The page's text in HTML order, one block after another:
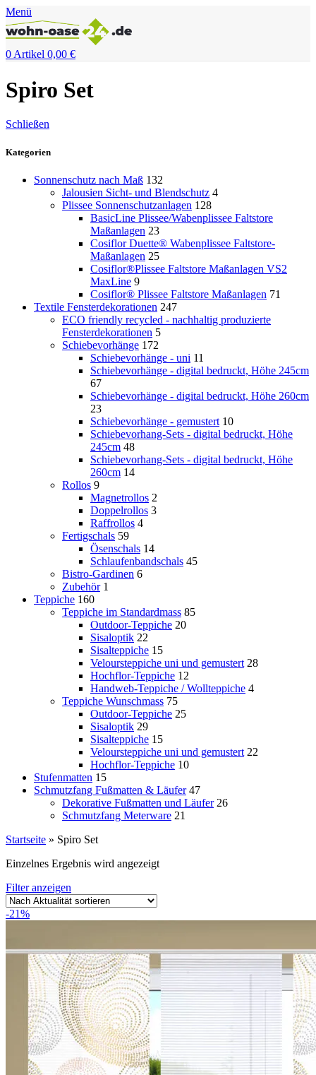
Menü
0Artikel 0,00 €
Spiro Set
Schließen
Kategorien
Sonnenschutz nach Maß 132
Jalousien Sicht- und Blendschutz 4
Plissee Sonnenschutzanlagen 128
BasicLine Plissee/Wabenplissee Faltstore
Maßanlagen 23
Cosiflor Duette® Wabenplissee Faltstore-
Maßanlagen 25
Cosiflor®Plissee Faltstore Maßanlagen VS2
MaxLine 9
Cosiflor® Plissee Faltstore Maßanlagen 71
Textile Fensterdekorationen 247
ECO friendly recycled - nachhaltig produzierte
Fensterdekorationen 5
Schiebevorhänge 172
Schiebevorhänge - uni 11
Schiebevorhänge - digital bedruckt, Höhe 245cm
67
Schiebevorhänge - digital bedruckt, Höhe 260cm
23
Schiebevorhänge - gemustert 10
Schiebevorhang-Sets - digital bedruckt, Höhe
245cm 48
Schiebevorhang-Sets - digital bedruckt, Höhe
260cm 14
Rollos 9
Magnetrollos 2
Doppelrollos 3
Raffrollos 4
Fertigschals 59
Ösenschals 14
Schlaufenbandschals 45
Bistro-Gardinen 6
Zubehör 1
Teppiche 160
Teppiche im Standardmass 85
Outdoor-Teppiche 20
Sisaloptik 22
Sisalteppiche 15
Veloursteppiche uni und gemustert 28
Hochflor-Teppiche 12
Handweb-Teppiche / Wollteppiche 4
Teppiche Wunschmass 75
Outdoor-Teppiche 25
Sisaloptik 29
Sisalteppiche 15
Veloursteppiche uni und gemustert 22
Hochflor-Teppiche 10
Stufenmatten 15
Schmutzfang Fußmatten & Läufer 47
Dekorative Fußmatten und Läufer 26
Schmutzfang Meterware 21
Startseite » Spiro Set
Einzelnes Ergebnis wird angezeigt
Filter anzeigen
-21%